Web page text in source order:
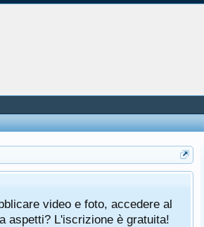
video e foto, accedere al
aspetti? L'iscrizione è gratuita!